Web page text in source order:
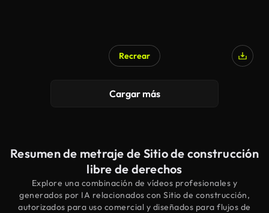
Recrear
Cargar más
Resumen de metraje de Sitio de construcción
libre de derechos
Explore una combinación de vídeos profesionales y
generados por IA relacionados con Sitio de construcción,
autorizados para uso comercial y diseñados para flujos de